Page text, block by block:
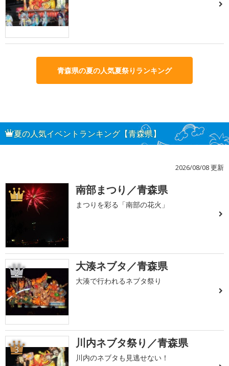
青森県の夏の人気夏祭りランキング
夏の人気イベントランキング【青森県】
2026/08/08 更新
1 南部まつり／青森県
まつりを彩る「南部の花火」
2 大湊ネブタ／青森県
大湊で行われるネブタ祭り
3 川内ネブタ祭り／青森県
川内のネブタも見逃せない！